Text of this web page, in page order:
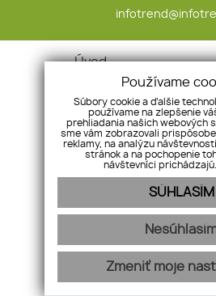
Úvod
Naše služby
Nehnuteľnosti
Kontakt
Používame
Súbory cookie a ďalšie
používame na zlepšenie
prehliadania našich webových
sme vám zobrazovali
reklamy, na analýzu
stránok a na pochopenie
návštevníci prichádzajú.
SÚHLASÍM
Zmeniť moje